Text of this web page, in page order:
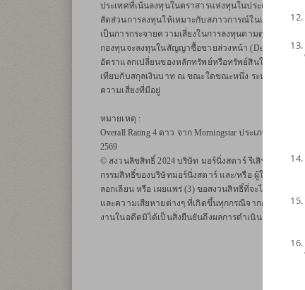
ประเทศที่เน้นลงทุนในตราสารแห่งทุนในประเทศสหรัฐอ
สัดส่วนการลงทุนให้เหมาะกับสภาวการณ์ในแต่ละขณะ
เป็นการกระจายความเสี่ยงในการลงทุนตามดุลยพินิจขอ
กองทุนจะลงทุนในสัญญาซื้อขายล่วงหน้า (Derivatives) เ
อัตราแลกเปลี่ยนของหลักทรัพย์หรือทรัพย์สินในสกุลเงิน
เทียบกับสกุลเงินบาท ณ ขณะใดขณะหนึ่ง ระหว่างร้อยละ
ความเสี่ยงที่มีอยู่
หมายเหตุ :
Overall Rating 4 ดาว จาก Morningstar ประเภท
2569
© สงวนลิขสิทธิ์ 2024 บริษัท มอร์นิ่งสตาร์ รีเสิรซ์ ประเท
กรรมสิทธิ์ของบริษัทมอร์นิ่งสตาร์ และ/หรือ ผู้ให้บริการข้
ลอกเลียน หรือ เผยแพร่ (3) ขอสงวนสิทธิ์ที่จะไม่รับผิดช
และความเสียหายต่างๆ ที่เกิดขึ้นทุกกรณีจากการนำข้อมู
งานในอดีตมิได้เป็นสิ่งยืนยันถึงผลการดำเนินงานในอน